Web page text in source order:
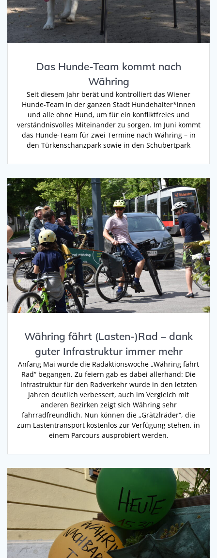
Das Hunde-Team kommt nach
Währing
Seit diesem Jahr berät und kontrolliert das Wiener
Hunde-Team in der ganzen Stadt Hundehalter*innen
und alle ohne Hund, um für ein konfliktfreies und
verständnisvolles Miteinander zu sorgen. Im Juni kommt
das Hunde-Team für zwei Termine nach Währing – in
den Türkenschanzpark sowie in den Schubertpark
Währing fährt (Lasten-)Rad – dank
guter Infrastruktur immer mehr
Anfang Mai wurde die Radaktionswoche „Währing fährt
Rad“ begangen. Zu feiern gab es dabei allerhand: Die
Infrastruktur für den Radverkehr wurde in den letzten
Jahren deutlich verbessert, auch im Vergleich mit
anderen Bezirken zeigt sich Währing sehr
fahrradfreundlich. Nun können die „Grätzlräder“, die
zum Lastentransport kostenlos zur Verfügung stehen, in
einem Parcours ausprobiert werden.